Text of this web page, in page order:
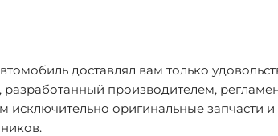
доставлял вам только
производителем,
исключительно оригинальные запчасти